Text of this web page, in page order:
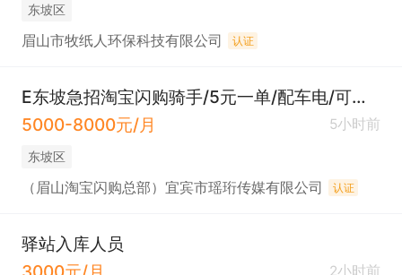
东坡区
眉山市牧纸人环保科技有限公司 认证
E东坡急招淘宝闪购骑手/5元一单/配车电/可预支
5000-8000元/月
5小时前
东坡区
（眉山淘宝闪购总部）宜宾市瑶珩传媒有限公司 认证
驿站入库人员
2小时前